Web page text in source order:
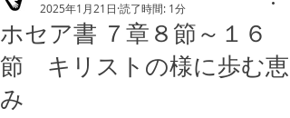
ホセア書 ７章８節～１６
節 キリストの様に歩む恵
み
2025年1月21日 読了時間: 1分